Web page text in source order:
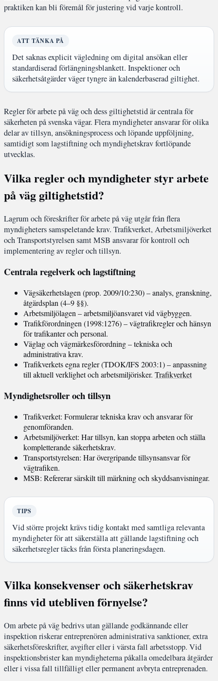
praktiken kan bli föremål för justering vid varje kontroll.
ATT TÄNKA PÅ
Det saknas explicit vägledning om digital ansökan eller
standardiserad förlängningsblankett. Inspektioner och
säkerhetsåtgärder väger tyngre än kalenderbaserad giltighet.
Regler för arbete på väg och dess giltighetstid är centrala för
säkerheten på svenska vägar. Flera myndigheter ansvarar för olika
delar av tillsyn, ansökningsprocess och löpande uppföljning,
samtidigt som lagstiftning och myndighetskrav fortlöpande
utvecklas.
Vilka regler och myndigheter styr arbete
på väg giltighetstid?
Lagrum och föreskrifter för arbete på väg utgår från flera
myndigheters samspeletande krav. Trafikverket, Arbetsmiljöverket
och Transportstyrelsen samt MSB ansvarar för kontroll och
implementering av regler och tillsyn.
Centrala regelverk och lagstiftning
Vägsäkerhetslagen (prop. 2009/10:230) – analys, granskning,
åtgärdsplan (4–9 §§).
Arbetsmiljölagen – arbetsmiljöansvaret vid vägbyggen.
Trafikförordningen (1998:1276) – vägtrafikregler och hänsyn
för trafikanter och personal.
Väglag och vägmärkesförordning – tekniska och
administrativa krav.
Trafikverkets egna regler (TDOK/IFS 2003:1) – anpassning
till aktuell verklighet och arbetsmiljörisker. Trafikverket
Myndighetsroller och tillsyn
Trafikverket: Formulerar tekniska krav och ansvarar för
genomföranden.
Arbetsmiljöverket: Har tillsyn, kan stoppa arbeten och ställa
kompletterande säkerhetskrav.
Transportstyrelsen: Har övergripande tillsynsansvar för
vägtrafiken.
MSB: Refererar särskilt till märkning och skyddsanvisningar.
TIPS
Vid större projekt krävs tidig kontakt med samtliga relevanta
myndigheter för att säkerställa att gällande lagstiftning och
säkerhetsregler täcks från första planeringsdagen.
Vilka konsekvenser och säkerhetskrav
finns vid utebliven förnyelse?
Om arbete på väg bedrivs utan gällande godkännande eller
inspektion riskerar entreprenören administrativa sanktioner, extra
säkerhetsföreskrifter, avgifter eller i värsta fall arbetsstopp. Vid
inspektionsbrister kan myndigheterna påkalla omedelbara åtgärder
eller i vissa fall tillfälligt eller permanent avbryta entreprenaden.